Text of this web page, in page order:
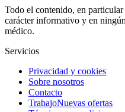
Todo el contenido, en particular
carácter informativo y en
médico.
Servicios
Privacidad y cookies
Sobre nosotros
Contacto
TrabajoNuevas ofertas